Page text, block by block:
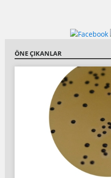
ÖNE ÇIKANLAR